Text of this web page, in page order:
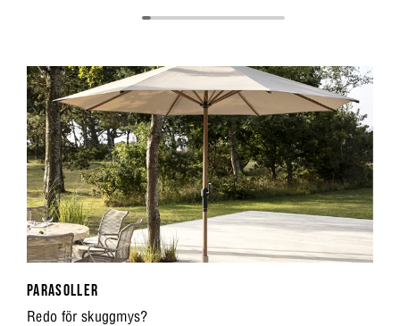
PARASOLLER
Redo för skuggmys?